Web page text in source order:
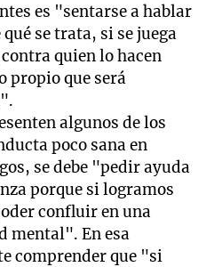
es "sentarse a hablar
se trata, si se juega
quien lo hacen
propio que será
algunos de los
poco sana en
se debe "pedir ayuda
porque si logramos
confluir en una
mental". En esa
comprender que "si